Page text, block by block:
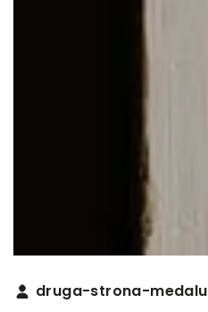
druga-strona-medalu